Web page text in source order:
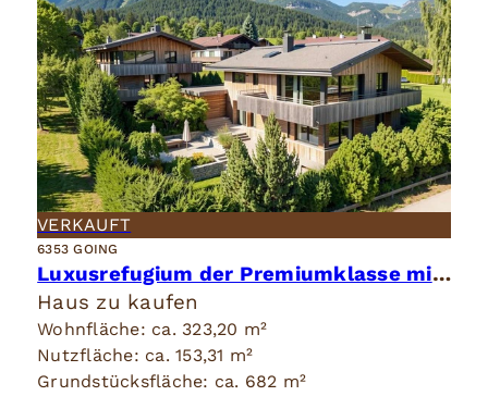
VERKAUFT
6353 GOING
Luxusrefugium der Premiumklasse mit Nachhaltigkeit
Haus zu kaufen
Wohnfläche: ca. 323,20 m²
Nutzfläche: ca. 153,31 m²
Grundstücksfläche: ca. 682 m²